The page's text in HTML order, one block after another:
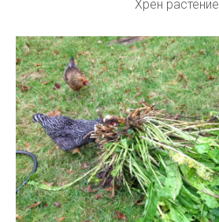
Хрен растение